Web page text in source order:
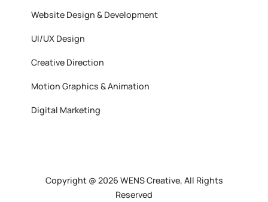
Website Design & Development
UI/UX Design
Creative Direction
Motion Graphics & Animation
Digital Marketing
Copyright @ 2026 WENS Creative, All Rights
Reserved